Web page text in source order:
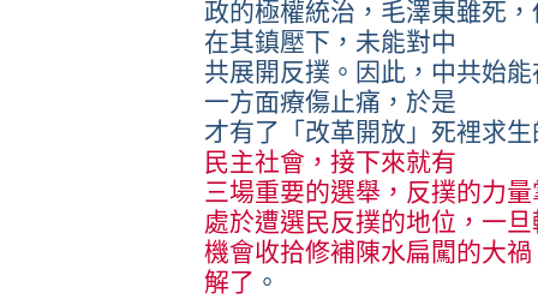
政的極權統治，毛澤東雖死
在其鎮壓下，未能對中
共展開反撲。因此，中共始
一方面療傷止痛，於是
才有了「改革開放」死裡求
民主社會，接下來就有
三場重要的選舉，反撲的力
處於遭選民反撲的地位，一
機會收拾修補陳水扁闖的大
解了 。